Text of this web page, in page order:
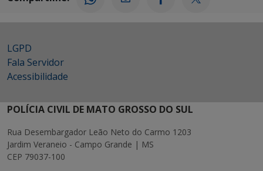
LGPD
Fala Servidor
Acessibilidade
POLÍCIA CIVIL DE MATO GROSSO DO SUL
Rua Desembargador Leão Neto do Carmo 1203
Jardim Veraneio - Campo Grande | MS
CEP 79037-100